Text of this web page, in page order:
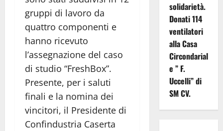
gruppi di lavoro da
quattro componenti e
hanno ricevuto
l’assegnazione del caso
di studio “FreshBox”.
Presente, per i saluti
finali e la nomina dei
vincitori, il Presidente di
Confindustria Caserta
solidarietà.
Donati 114
ventilatori
alla Casa
Circondarial
e ” F.
Uccelli” di
SM CV.